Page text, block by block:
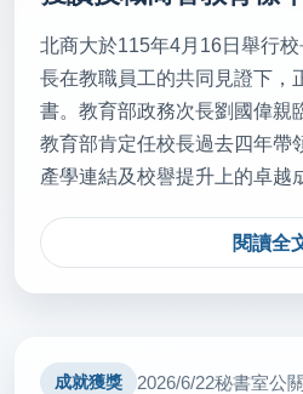
2026/07/28
新北技職領航高峰會登場 串
(轉載自 中華日報 115.7.28)
秘書室公關組
2026/07/21
新北免費營養午餐將上路 議
秘書室公關組
北商大於115年4月16日舉行
長在教職員工的共同見證下，
書。教育部政務次長劉國偉親
教育部肯定任校長過去四年帶
產學連結及校譽提升上的卓越
閱讀全
成就獲獎 2026/6/22秘書室公